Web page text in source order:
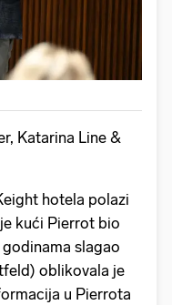
Katarina Line &
hotela polazi
kući Pierrot bio
slagao
oblikovala je
u Pierrota